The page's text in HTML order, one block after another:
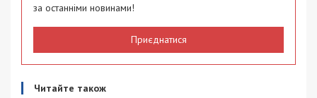
за останніми новинами!
Приєднатися
Читайте також